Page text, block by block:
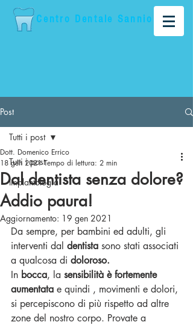
Centro Dentale Sannio
Post
Tutti i post
Implantologia
Tutti i post
Dal dentista senza dolore?
Addio paura!
Dott. Domenico Errico
18 gen 2021 Tempo di lettura: 2 min
Aggiornamento: 19 gen 2021
Da sempre, per bambini ed adulti, gli
interventi dal dentista sono stati associati
a qualcosa di doloroso.
In bocca, la sensibilità è fortemente
aumentata e quindi , movimenti e dolori,
si percepiscono di più rispetto ad altre
zone del nostro corpo. Provate a